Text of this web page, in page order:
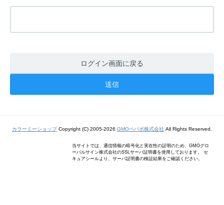
ログイン画面に戻る
カラーミーショップCopyright (C) 2005-2026 GMOペパボ株式会社 All Rights Reserved.
当サイトでは、通信情報の暗号化と実在性の証明のため、GMOグロ
ーバルサイン株式会社のSSLサーバ証明書を使用しております。 セ
キュアシールより、サーバ証明書の検証結果をご確認ください。